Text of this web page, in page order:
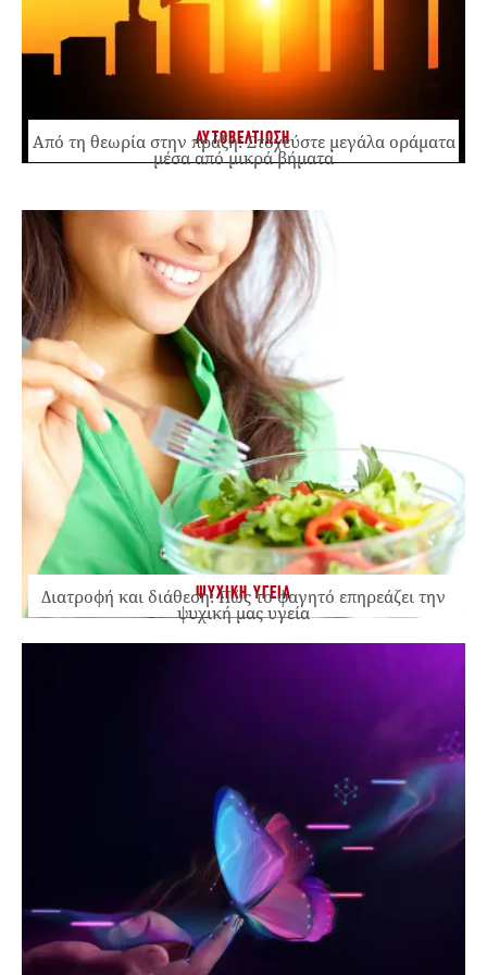
ΑΥΤΟΒΕΛΤΙΩΣΗ
Από τη θεωρία στην πράξη: Στοχεύστε μεγάλα οράματα
μέσα από μικρά βήματα
ΨΥΧΙΚΗ ΥΓΕΙΑ
Διατροφή και διάθεση: Πώς το φαγητό επηρεάζει την
ψυχική μας υγεία